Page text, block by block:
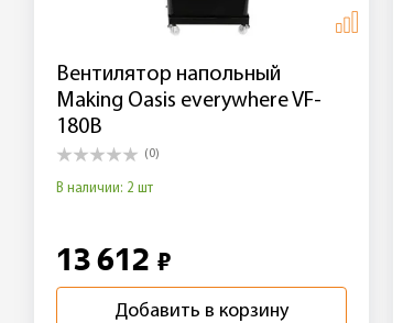
Вентилятор напольный
Making Oasis everywhere VF-
180B
(0)
В наличии: 2 шт
13 612 ₽
Добавить в корзину